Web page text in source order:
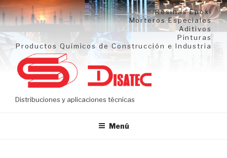
Ir
al
contenido
Resinas Epoxi
Morteros Especiales
Aditivos
Pinturas
Productos Químicos de Construcción e Industria
Distribuciones y aplicaciones técnicas
Menú